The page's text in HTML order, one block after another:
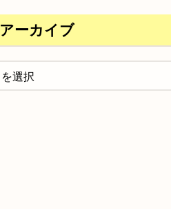
アーカイブ